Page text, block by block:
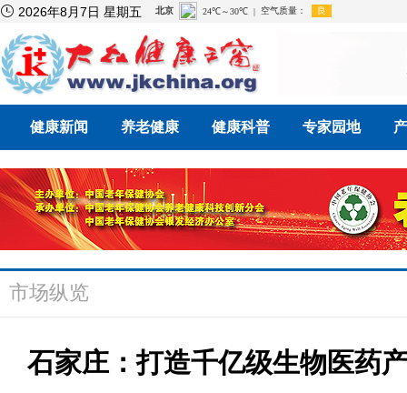
 2026年8月7日 星期五
健康新闻 养老健康 健康科普 专家园地
市场纵览
石家庄：打造千亿级生物医药